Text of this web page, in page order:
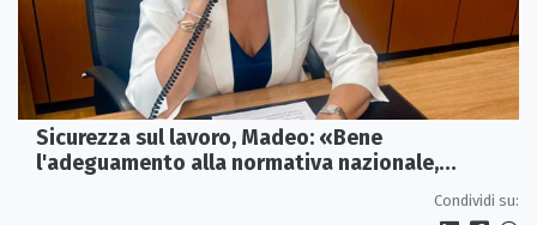
Sicurezza sul lavoro, Madeo: «Bene
l'adeguamento alla normativa nazionale,
Condividi su: